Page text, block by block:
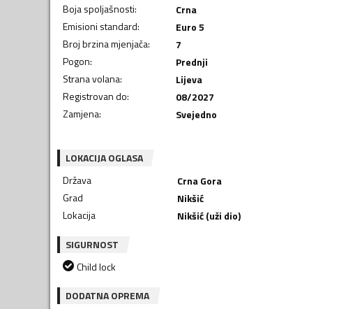
Boja spoljašnosti:
Crna
Emisioni standard:
Euro 5
Broj brzina mjenjača:
7
Pogon:
Prednji
Strana volana:
Lijeva
Registrovan do:
08/2027
Zamjena: Svejedno
LOKACIJA OGLASA
Država
Crna Gora
Grad
Nikšić
Lokacija
Nikšić (uži dio)
SIGURNOST
Child lock
DODATNA OPREMA